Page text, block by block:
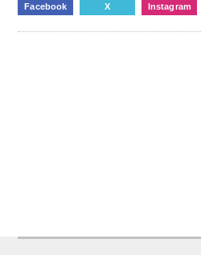
Facebook X Instagram